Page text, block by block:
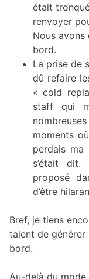
était
renvoyer
Nous
bord.
La prise de
dû refaire
« cold
staff qui
moments
perdais
s’était
proposé
d’être
Bref, je tiens
talent de générer
bord.